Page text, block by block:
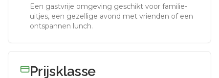
Een gastvrije omgeving geschikt voor familie-
uitjes, een gezellige avond met vrienden of een
ontspannen lunch.
Prijsklasse